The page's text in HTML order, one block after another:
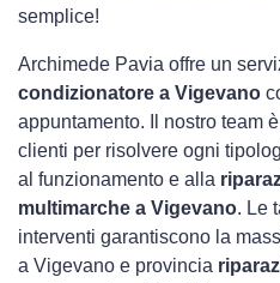
semplice!
Archimede Pavia offre un
condizionatore a Vigevano
appuntamento. Il nostro team
clienti per risolvere ogni
al funzionamento e alla
multimarche a Vigevano. Le
interventi garantiscono la
a Vigevano e provincia